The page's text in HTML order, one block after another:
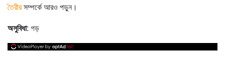
তৈরীরসম্পর্কে আরও পড়ুন।
অসুবিধা: গড়